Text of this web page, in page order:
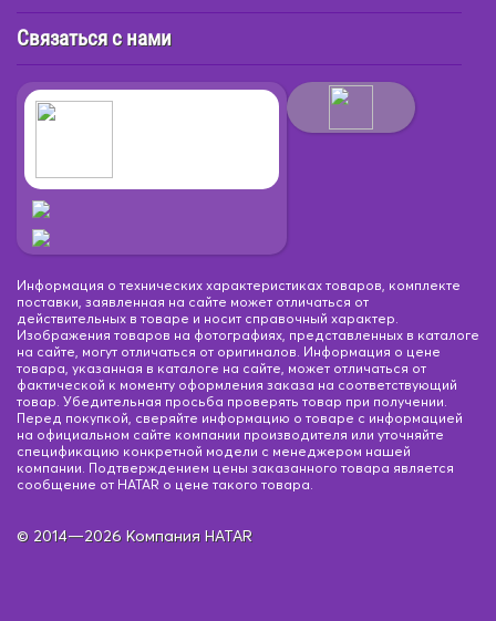
Связаться с нами
Информация о технических характеристиках товаров, комплекте
поставки, заявленная на сайте может отличаться от
действительных в товаре и носит справочный характер.
Изображения товаров на фотографиях, представленных в каталоге
на сайте, могут отличаться от оригиналов. Информация о цене
товара, указанная в каталоге на сайте, может отличаться от
фактической к моменту оформления заказа на соответствующий
товар. Убедительная просьба проверять товар при получении.
Перед покупкой, сверяйте информацию о товаре с информацией
на официальном сайте компании производителя или уточняйте
спецификацию конкретной модели с менеджером нашей
компании. Подтверждением цены заказанного товара является
сообщение от HATAR о цене такого товара.
© 2014—2026 Компания HATAR